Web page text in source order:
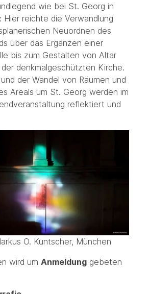
wie bei St. Georg in
Hier reichte die Verwandlung
Neuordnen des
über das Ergänzen einer
bis zum Gestalten von Altar
denkmalgeschützten Kirche.
der Wandel von Räumen und
Areals um St. Georg werden im
reflektiert und
O. Kuntscher, München
wird um Anmeldunggebeten